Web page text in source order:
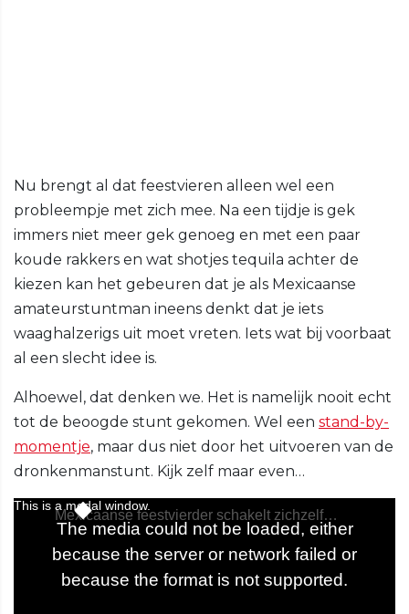
Nu brengt al dat feestvieren alleen wel een
probleempje met zich mee. Na een tijdje is gek
immers niet meer gek genoeg en met een paar
koude rakkers en wat shotjes tequila achter de
kiezen kan het gebeuren dat je als Mexicaanse
amateurstuntman ineens denkt dat je iets
waaghalzerigs uit moet vreten. Iets wat bij voorbaat
al een slecht idee is.
Alhoewel, dat denken we. Het is namelijk nooit echt
tot de beoogde stunt gekomen. Wel een stand-by-
momentje, maar dus niet door het uitvoeren van de
dronkenmanstunt. Kijk zelf maar even…